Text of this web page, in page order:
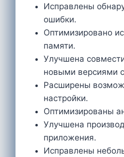
Исправлены
ошибки.
Оптимизировано
памяти.
Улучшена
новыми версиями
Расширены
настройки.
Оптимизированы
Улучшена
приложения.
Исправлены